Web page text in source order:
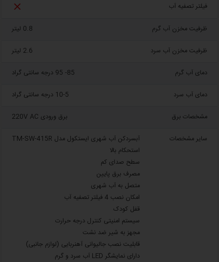
فیلتر تصفیه آب 
ظرفیت مخزن آب گرم 0.8 لیتر
ظرفیت مخزن آب سرد 2.6 لیتر
دمای آب گرم 85- 95 درجه سانتی گراد
دمای آب سرد 10-5 درجه سانتی گراد
مشخصات برق برق ورودی 220V AC
سایر مشخصات
آبسردکن آب شهری ایستکول مدل TM-SW-415R
استحکام بالا
سطح صدای کم
مصرف برق پایین
متصل به آب شهری
امکان نصب 4 فیلتر تصفیه‌ آب
قفل کودک
سیستم امنیتی کنترل درجه حرارت
مجهز به شیر ضد نشت
قابلیت نصب جالیوانی آهنربایی (لوازم جانبی)
دارای نمایشگر LED آب سرد و گرم